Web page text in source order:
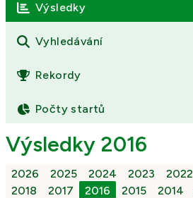
Úvod
O závodě
Výsledky
Fotogalerie
Kontakt
Výsledky
Vyhledávání
Rekordy
Počty startů
Výsledky 2016
2026 2025 2024 2023 2022
2018
2017 2016 2015 2014